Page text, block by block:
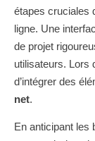
étapes cruciales
ligne. Une
de projet
utilisateurs. Lors
d’intégrer des
net.
En anticipant les